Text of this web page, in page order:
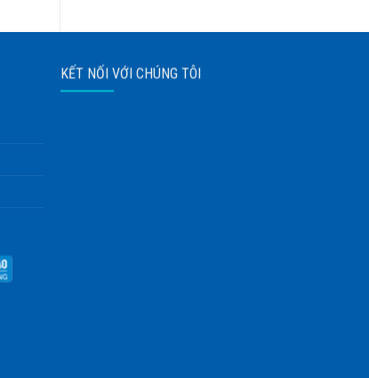
KẾT NỐI VỚI CHÚNG TÔI